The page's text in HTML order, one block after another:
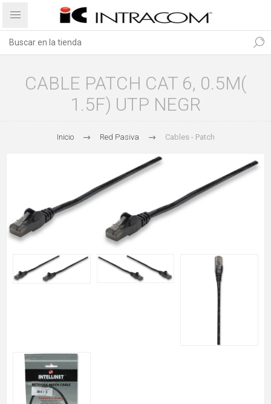
CABLE PATCH CAT 6, 0.5M(
1.5F) UTP NEGR
Inicio Red Pasiva Cables - Patch